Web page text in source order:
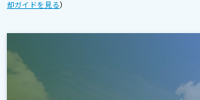
却ガイドを見る）